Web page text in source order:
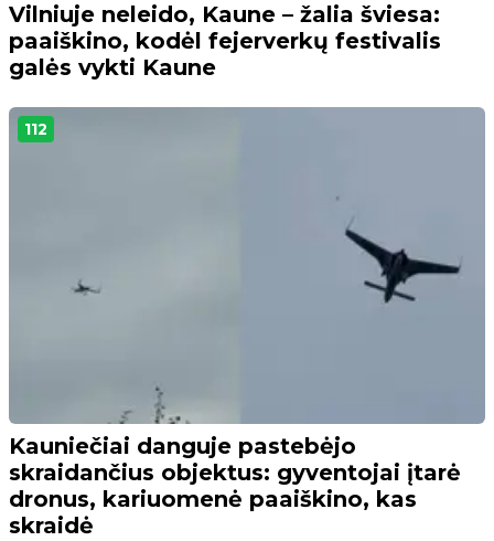
Vilniuje neleido, Kaune – žalia šviesa:
paaiškino, kodėl fejerverkų festivalis
galės vykti Kaune
112
Kauniečiai danguje pastebėjo
skraidančius objektus: gyventojai įtarė
dronus, kariuomenė paaiškino, kas
skraidė